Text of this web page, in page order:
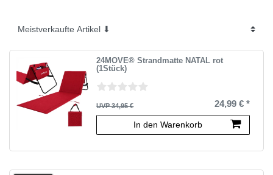
24MOVE® Strandmatte NATAL rot
(1Stück)
UVP 34,95 € 24,99 € *
In den Warenkorb